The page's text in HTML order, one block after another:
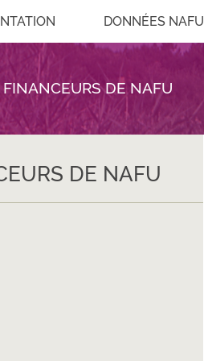
DONNÉES NAFU
FINANCEURS DE NAFU
DE NAFU